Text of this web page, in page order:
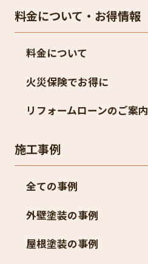
料金について・お得情報
料金について
火災保険でお得に
リフォームローンのご案内
施工事例
全ての事例
外壁塗装の事例
屋根塗装の事例